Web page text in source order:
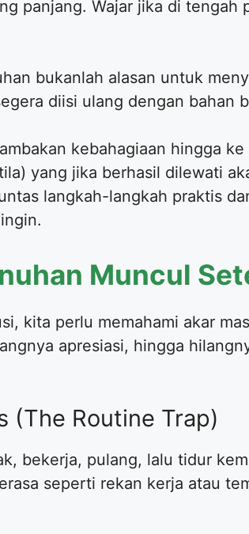
panjang. Wajar jika di tengah
bukanlah alasan untuk
diisi ulang dengan bahan
kebahagiaan hingga ke
yang jika berhasil dilewati
langkah-langkah praktis
Muncul
kita perlu memahami akar
apresiasi, hingga
(The Routine Trap)
bekerja, pulang, lalu tidur
seperti rekan kerja atau